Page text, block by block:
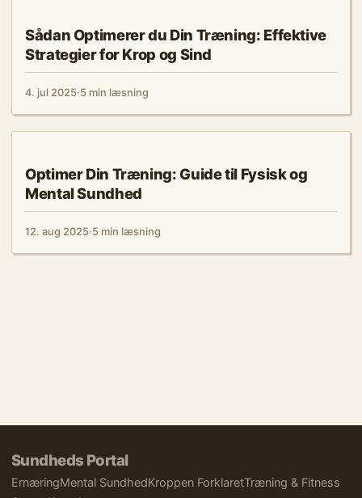
Sådan Optimerer du Din Træning: Effektive
Strategier for Krop og Sind
4. jul 2025·5 min læsning
Optimer Din Træning: Guide til Fysisk og
Mental Sundhed
12. aug 2025·5 min læsning
Sundheds Portal
ErnæringMental SundhedKroppen ForklaretTræning & Fitness